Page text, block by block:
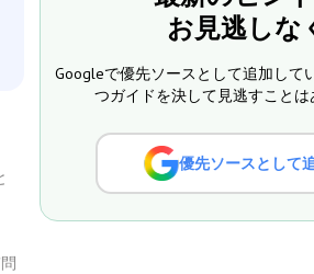
お見逃しな
Googleで優先ソースとして追加して
つガイドを決して見逃すことは
優先ソースとして